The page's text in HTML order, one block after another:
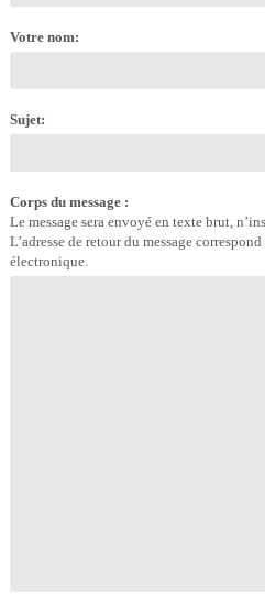
Votre nom:
Sujet:
Corps du message :
Le message sera envoyé en texte brut,
L’adresse de retour du message
électronique.